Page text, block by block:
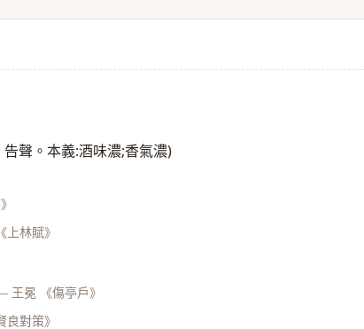
聲。本義:酒味濃;香氣濃)
上林賦》
王冕 《傷亭戶》
良對策》